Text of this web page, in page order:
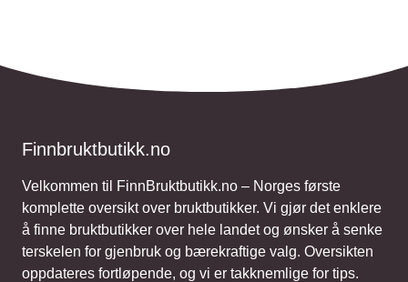
Finnbruktbutikk.no
Velkommen til FinnBruktbutikk.no – Norges første
komplette oversikt over bruktbutikker. Vi gjør det enklere
å finne bruktbutikker over hele landet og ønsker å senke
terskelen for gjenbruk og bærekraftige valg. Oversikten
oppdateres fortløpende, og vi er takknemlige for tips.